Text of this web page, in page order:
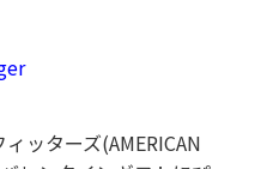
ッターズ(AMERICAN